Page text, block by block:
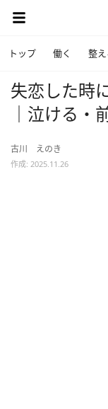
トップ 働く 整え
失恋した時
｜泣ける・
古川 えのき
作成: 2025.11.26